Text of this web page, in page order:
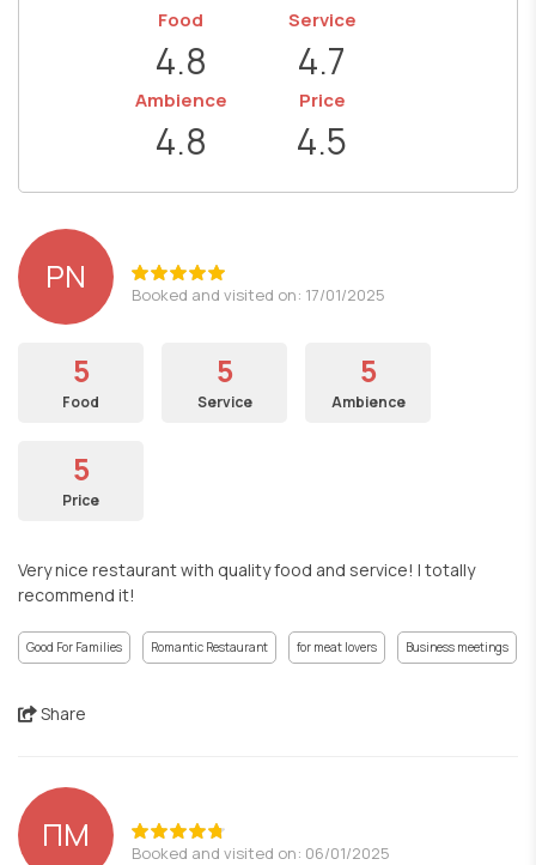
Food
4.8
Service
4.7
Ambience
4.8
Price
4.5
PN Booked and visited on: 17/01/2025
5
Food
5
Service
5
Ambience
5
Price
Very nice restaurant with quality food and service! I totally
recommend it!
Good For Families Romantic Restaurant for meat lovers Business meetings
Share
ΠΜ Booked and visited on: 06/01/2025